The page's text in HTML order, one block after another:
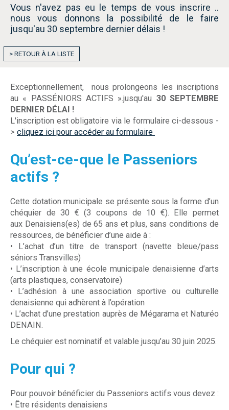
Vous n'avez pas eu le temps de vous inscrire ..
nous vous donnons la possibilité de le faire
jusqu'au 30 septembre dernier délais !
> RETOUR À LA LISTE
Exceptionnellement, nous prolongeons les inscriptions
au « PASSÉNIORS ACTIFS ».jusqu'au 30 SEPTEMBRE
DERNIER DÉLAI !
L'inscription est obligatoire via le formulaire ci-dessous -
> cliquez ici pour accéder au formulaire
Qu’est-ce-que le Passeniors
actifs ?
Cette dotation municipale se présente sous la forme d’un
chéquier de 30 € (3 coupons de 10 €). Elle permet
aux Denaisiens(es) de 65 ans et plus, sans conditions de
ressources, de bénéficier d’une aide à :
• L’achat d’un titre de transport (navette bleue/pass
séniors Transvilles)
• L’inscription à une école municipale denaisienne d’arts
(arts plastiques, conservatoire)
• L’adhésion à une association sportive ou culturelle
denaisienne qui adhèrent à l’opération
• L’achat d’une prestation auprès de Mégarama et Naturéo
DENAIN.
Le chéquier est nominatif et valable jusqu’au 30 juin 2025.
Pour qui ?
Pour pouvoir bénéficier du Passeniors actifs vous devez :
• Être résidents denaisiens